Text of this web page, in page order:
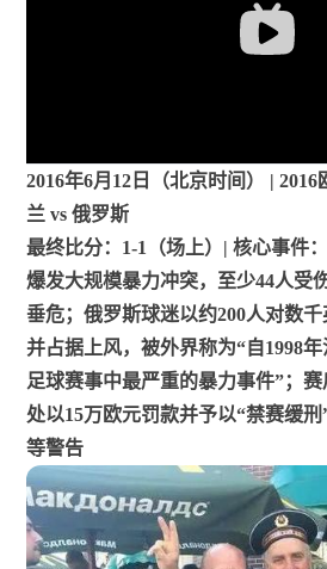
2016年6月12日（北京时间） |
兰 vs 俄罗斯
最终比分：1-1（场上）| 核心事件
爆发大规模暴力冲突，至少44人受
垂危；俄罗斯球迷以约200人对数
并占据上风，被外界称为“自1998
足球赛事中最严重的暴力事件”；
处以15万欧元罚款并予以“禁赛缓
等警告